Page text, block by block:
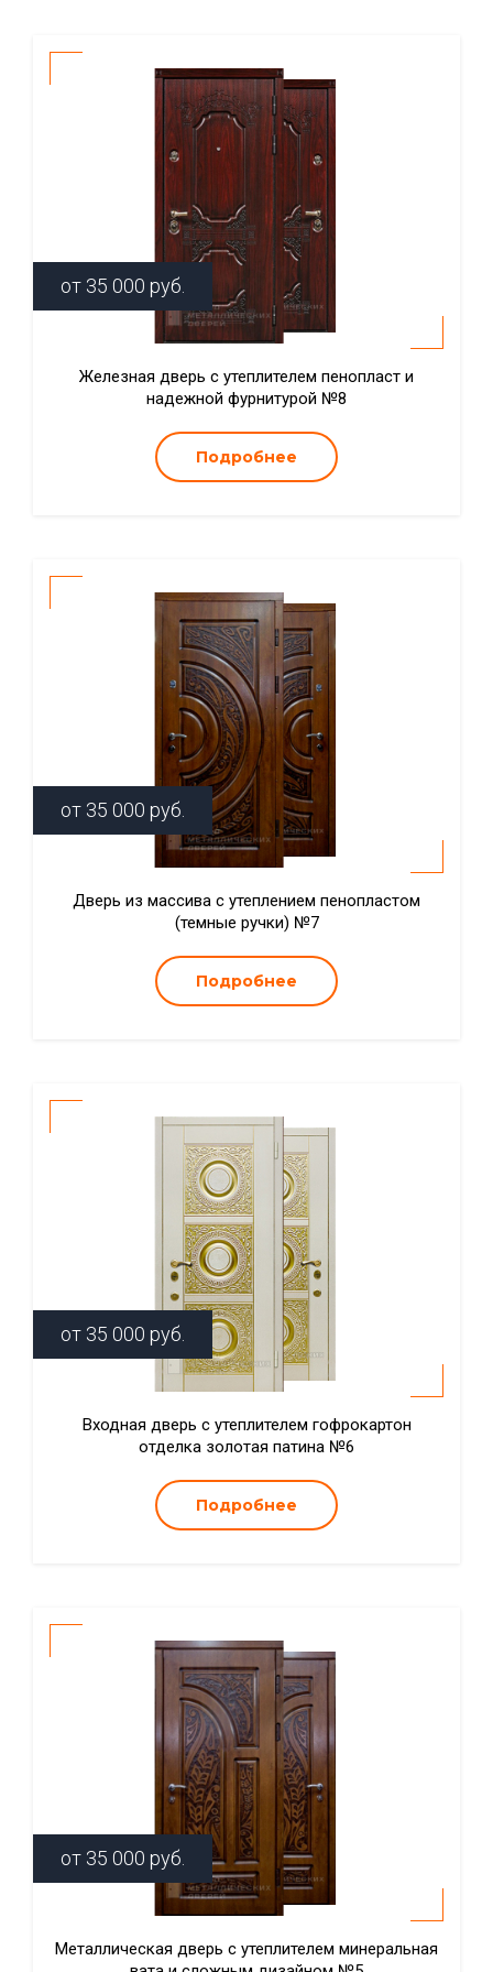
от 35 000 руб.
Железная дверь с утеплителем пенопласт и
надежной фурнитурой №8
Подробнее
от 35 000 руб.
Дверь из массива с утеплением пенопластом
(темные ручки) №7
Подробнее
от 35 000 руб.
Входная дверь с утеплителем гофрокартон
отделка золотая патина №6
Подробнее
от 35 000 руб.
Металлическая дверь с утеплителем минеральная